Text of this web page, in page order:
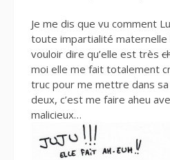
Je me dis que vu comment
toute impartialité maternelle
vouloir dire qu’elle est très
moi elle me fait totalement
truc pour me mettre dans
deux, c’est me faire aheu
malicieux…